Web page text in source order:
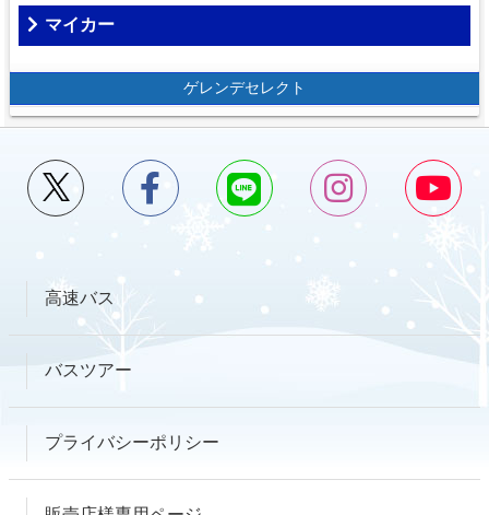
マイカー
ゲレンデセレクト
高速バス
バスツアー
プライバシーポリシー